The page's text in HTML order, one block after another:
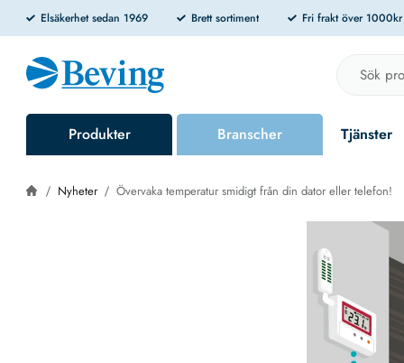
Elsäkerhet sedan 1969 Brett sortiment Fri frakt över
Produkter Branscher Tjänster
Nyheter Övervaka temperatur smidigt från din dator eller telefon!